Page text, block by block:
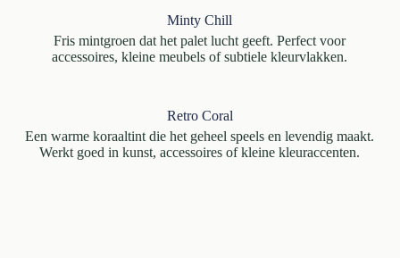
Minty Chill
Fris mintgroen dat het palet lucht geeft. Perfect voor
accessoires, kleine meubels of subtiele kleurvlakken.
Retro Coral
Een warme koraaltint die het geheel speels en levendig maakt.
Werkt goed in kunst, accessoires of kleine kleuraccenten.